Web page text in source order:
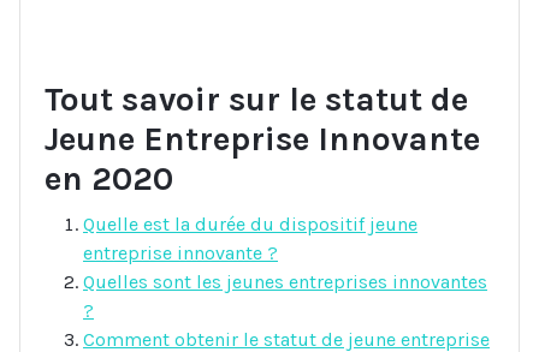
Tout savoir sur le statut de
Jeune Entreprise Innovante
en 2020
Quelle est la durée du dispositif jeune
entreprise innovante ?
Quelles sont les jeunes entreprises innovantes
?
Comment obtenir le statut de jeune entreprise